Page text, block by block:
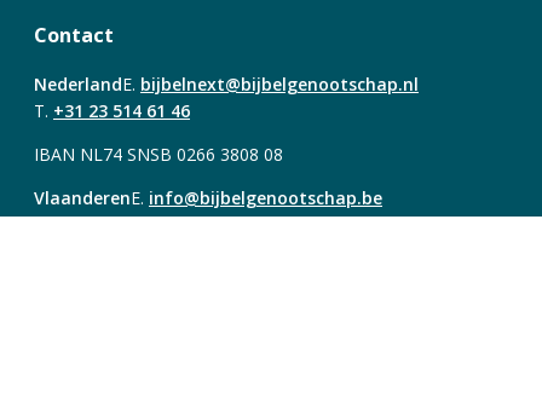
Contact
NederlandE. bijbelnext@bijbelgenootschap.nl
T. +31 23 514 61 46
IBAN NL74 SNSB 0266 3808 08
VlaanderenE. info@bijbelgenootschap.be
T.+32 78 48 44 86